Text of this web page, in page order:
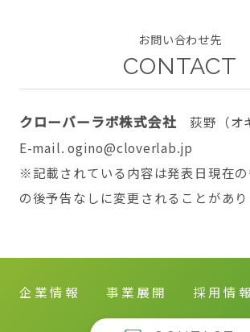
CONTACT
twitter facebook
お問い合わせ先
CONTACT
クローバーラボ株式会社 荻野（オ
E-mail. ogino@cloverlab.jp
※記載されている内容は発表日現在の
の後予告なしに変更されることがあり
企業情報 事業展開 採用情報